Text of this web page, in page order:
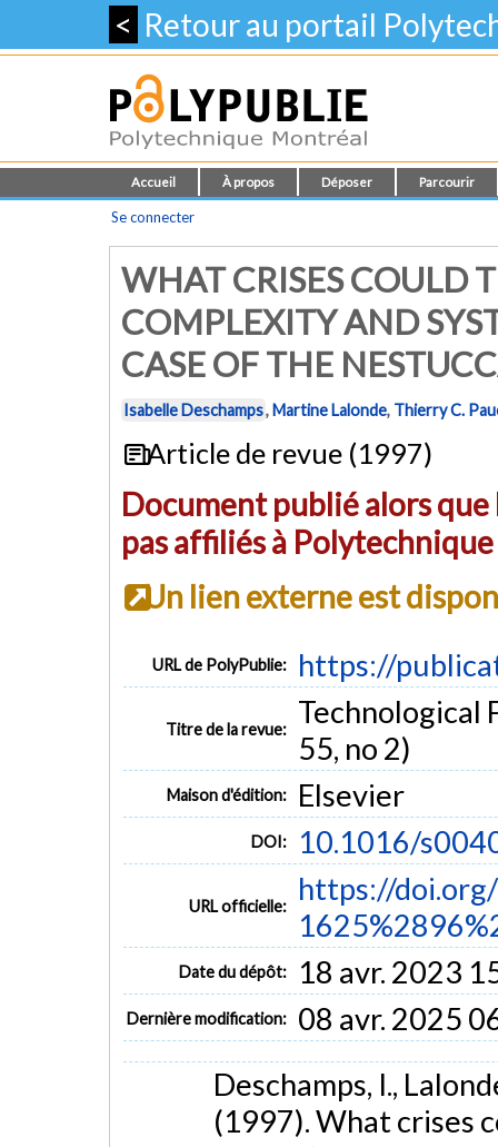
< Retour au portail
Accueil À propos Déposer Parcourir
Se connecter
WHAT CRISES COULD
COMPLEXITY AND
CASE OF THE
Isabelle Deschamps,Martine Lalonde, Thierry C.
Article de revue (1997)
Document publié alors
pas affiliés à
Un lien externe est
URL de PolyPublie: https://
Titre de la revue:
Technological
55, no 2)
Maison d'édition: Elsevier
DOI: 10.1016/
URL officielle:
https://
Date du dépôt: 18 avr. 2023
Dernière modification: 08 avr. 2025
Deschamps, I.,
(1997). What crises